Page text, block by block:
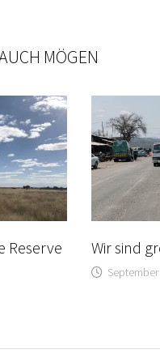
MÖGEN
Reserve
Wir sind